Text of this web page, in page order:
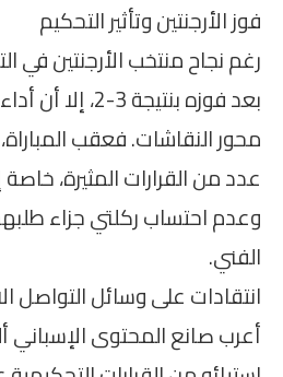
فوز الأرجنتين وتأثير التحكيم
رغم نجاح منتخب الأرجنتين في
بعد فوزه بنتيجة
محور النقاشات. فعقب
عدد من القرارات المثيرة،
وعدم احتساب ركلتي جزاء
الفني.
انتقادات على وسائل التواصل
أعرب صانع المحتوى الإسباني